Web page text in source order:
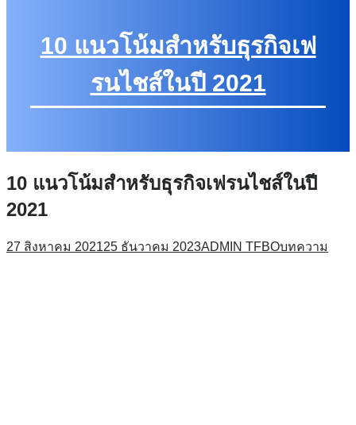
10 แนวโน้มสำหรับธุรกิจเฟ
รนไชส์ในปี 2021
10 แนวโน้มสำหรับธุรกิจเฟรนไชส์ในปี
2021
27 สิงหาคม 202125 ธันวาคม 2023ADMIN TFBOบทความ